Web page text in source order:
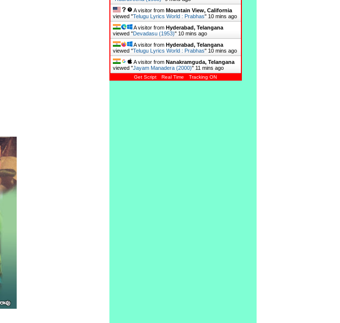
A visitor from Mountain View, California
viewed "Telugu Lyrics World : Prabhas" 10 mins ago
A visitor from Hyderabad, Telangana
viewed "Devadasu (1953)" 10 mins ago
A visitor from Hyderabad, Telangana
viewed "Telugu Lyrics World : Prabhas" 10 mins ago
A visitor from Nanakramguda, Telangana
viewed "Jayam Manadera (2000)" 11 mins ago
Get Script Real Time Tracking ON